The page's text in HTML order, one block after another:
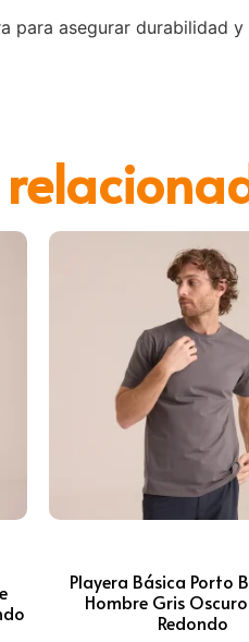
para asegurar durabilidad
Playera Básica Porto
Hombre Gris
Redondo